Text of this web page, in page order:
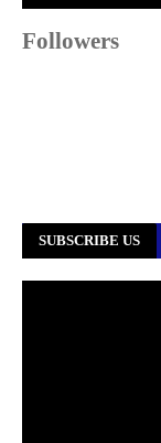
Followers
SUBSCRIBE US